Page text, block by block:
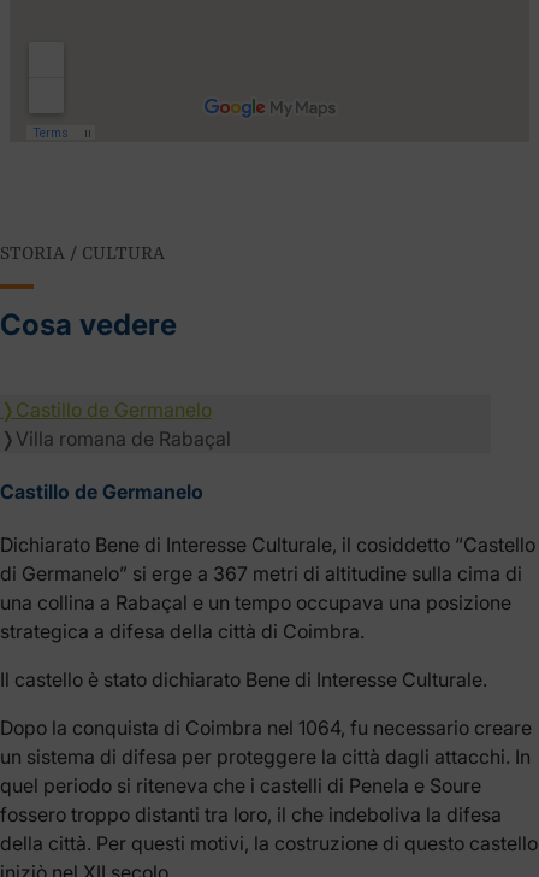
STORIA / CULTURA
Cosa vedere
❭ Castillo de Germanelo
❭ Villa romana de Rabaçal
Castillo de Germanelo
Dichiarato Bene di Interesse Culturale, il cosiddetto “Castello
di Germanelo” si erge a 367 metri di altitudine sulla cima di
una collina a Rabaçal e un tempo occupava una posizione
strategica a difesa della città di Coimbra.
Il castello è stato dichiarato Bene di Interesse Culturale.
Dopo la conquista di Coimbra nel 1064, fu necessario creare
un sistema di difesa per proteggere la città dagli attacchi. In
quel periodo si riteneva che i castelli di Penela e Soure
fossero troppo distanti tra loro, il che indeboliva la difesa
della città. Per questi motivi, la costruzione di questo castello